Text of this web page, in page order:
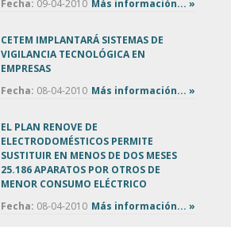
Fecha: 09-04-2010 Más información... »
CETEM IMPLANTARÁ SISTEMAS DE
VIGILANCIA TECNOLÓGICA EN
EMPRESAS
Fecha: 08-04-2010 Más información... »
EL PLAN RENOVE DE
ELECTRODOMÉSTICOS PERMITE
SUSTITUIR EN MENOS DE DOS MESES
25.186 APARATOS POR OTROS DE
MENOR CONSUMO ELÉCTRICO
Fecha: 08-04-2010 Más información... »